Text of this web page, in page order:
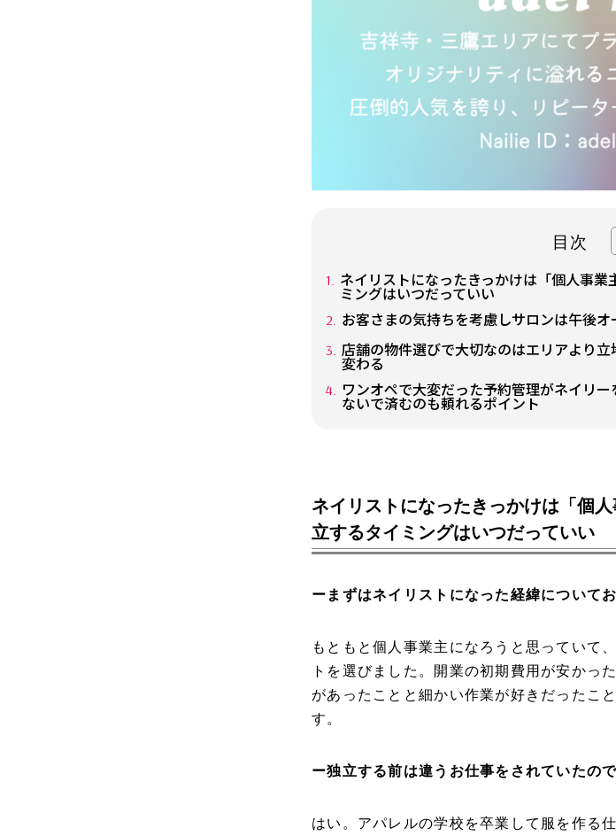
目次
ネイリストになったきっかけは「個人事
ミングはいつだっていい
お客さまの気持ちを考慮しサロンは午後
店舗の物件選びで大切なのはエリアより
変わる
ワンオペで大変だった予約管理がネイリ
ないで済むのも頼れるポイント
ネイリストになったきっかけは「個
立するタイミングはいつだっていい
ーまずはネイリストになった経緯について
もともと個人事業主になろうと思っていて
トを選びました。開業の初期費用が安かっ
があったことと細かい作業が好きだったこ
す。
ー独立する前は違うお仕事をされていたの
はい。アパレルの学校を卒業して服を作る